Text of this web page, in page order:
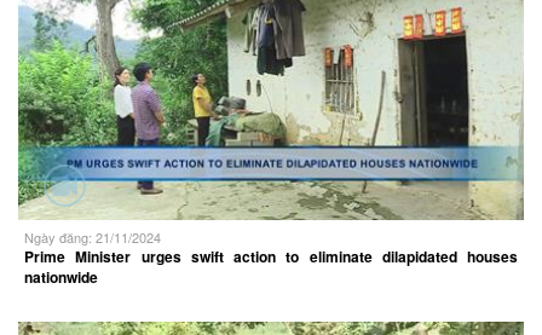
Ngày đăng: 21/11/2024
Prime Minister urges swift action to eliminate dilapidated houses
nationwide